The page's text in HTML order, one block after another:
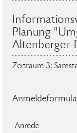
Planung
Altenberger-
Zeitraum 3:
Anrede